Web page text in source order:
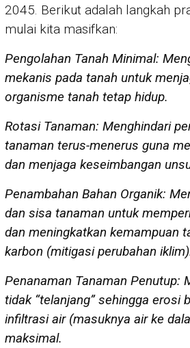
2045. Berikut adalah langkah
mulai kita masifkan:
Pengolahan Tanah Minimal:
mekanis pada tanah untuk
organisme tanah tetap hidup.
Rotasi Tanaman: Menghindari
tanaman terus-menerus guna
dan menjaga keseimbangan
Penambahan Bahan Organik:
dan sisa tanaman untuk
dan meningkatkan kemampuan
karbon (mitigasi perubahan
Penanaman Tanaman Penutup:
tidak “telanjang” sehingga erosi
infiltrasi air (masuknya air ke
maksimal.